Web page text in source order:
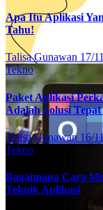
Apa Itu Aplikasi
Tahu!
Talisa Gunawan 17/
Tekno
Paket Aplikasi
Adalah Solusi
Talisa Gunawan 16/
Tekno
Bagaimana Cara
Teknik Aplikasi